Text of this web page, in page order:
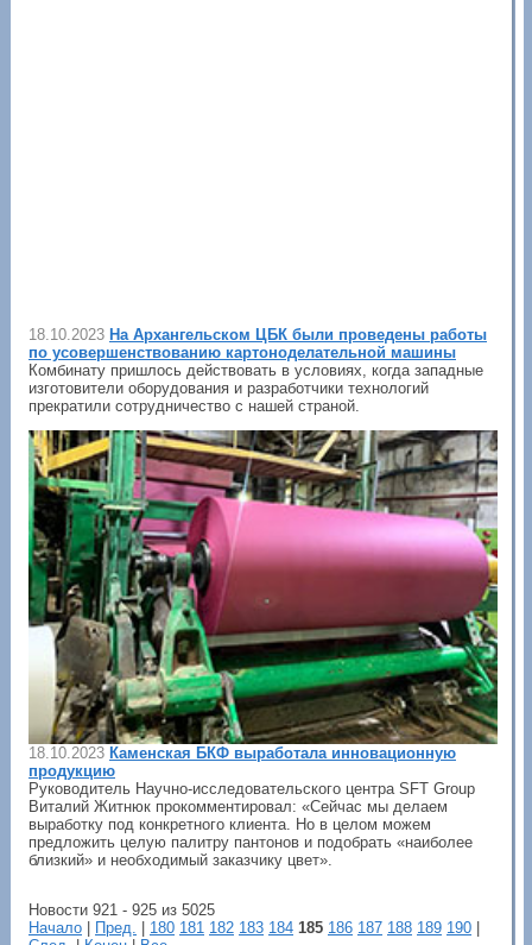
18.10.2023 На Архангельском ЦБК были проведены работы
по усовершенствованию картоноделательной машины
Комбинату пришлось действовать в условиях, когда западные
изготовители оборудования и разработчики технологий
прекратили сотрудничество с нашей страной.
18.10.2023 Каменская БКФ выработала инновационную
продукцию
Руководитель Научно-исследовательского центра SFT Group
Виталий Житнюк прокомментировал: «Сейчас мы делаем
выработку под конкретного клиента. Но в целом можем
предложить целую палитру пантонов и подобрать «наиболее
близкий» и необходимый заказчику цвет».
Новости 921 - 925 из 5025
Начало
Пред. 180 181 182 183 184 185 186 187 188 189 190